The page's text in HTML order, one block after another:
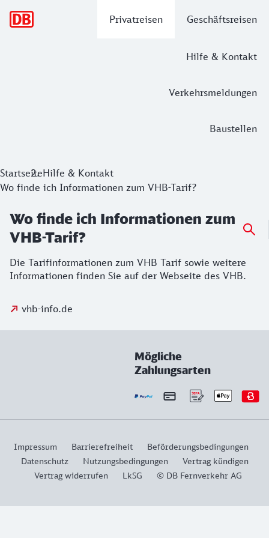
Privatreisen Geschäftsreisen
Hilfe & Kontakt
Verkehrsmeldungen
Baustellen
StartseiteHilfe & Kontakt
Wo finde ich Informationen zum VHB-Tarif?
Wo finde ich Informationen zum
VHB-Tarif?
Die Tarifinformationen zum VHB Tarif sowie weitere
Informationen finden Sie auf der Webseite des VHB.
vhb-info.de
Mögliche
Zahlungsarten
Impressum Barrierefreiheit
Beförderungsbedingungen
Datenschutz
Nutzungsbedingungen
Vertrag kündigen
Vertrag widerrufen
LkSG © DB Fernverkehr AG